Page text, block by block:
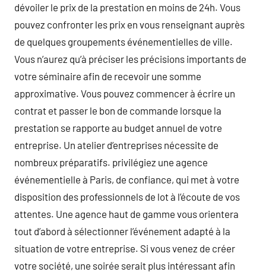
dévoiler le prix de la prestation en moins de 24h. Vous
pouvez confronter les prix en vous renseignant auprès
de quelques groupements événementielles de ville.
Vous n’aurez qu’à préciser les précisions importants de
votre séminaire afin de recevoir une somme
approximative. Vous pouvez commencer à écrire un
contrat et passer le bon de commande lorsque la
prestation se rapporte au budget annuel de votre
entreprise. Un atelier d’entreprises nécessite de
nombreux préparatifs. privilégiez une agence
événementielle à Paris, de confiance, qui met à votre
disposition des professionnels de lot à l’écoute de vos
attentes. Une agence haut de gamme vous orientera
tout d’abord à sélectionner l’événement adapté à la
situation de votre entreprise. Si vous venez de créer
votre société, une soirée serait plus intéressant afin